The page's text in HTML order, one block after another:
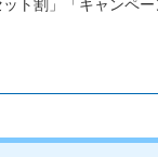
ト割」「キャンペ